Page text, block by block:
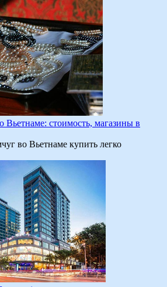
Вьетнаме: стоимость, магазины в
во Вьетнаме купить легко